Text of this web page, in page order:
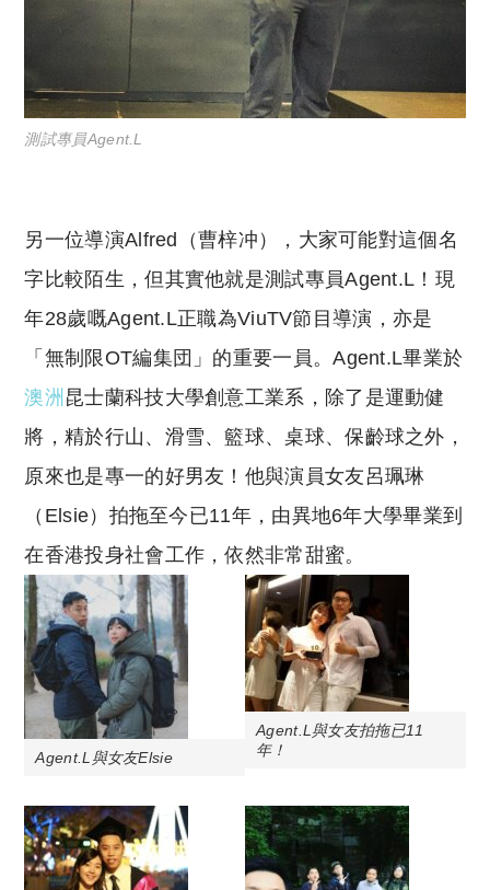
測試專員Agent.L
另一位導演Alfred（曹梓冲），大家可能對這個名
字比較陌生，但其實他就是測試專員Agent.L！現
年28歲嘅Agent.L正職為ViuTV節目導演，亦是
「無制限OT編集団」的重要一員。Agent.L畢業於
澳洲 昆士蘭科技大學創意工業系，除了是運動健
將，精於行山、滑雪、籃球、桌球、保齡球之外，
原來也是專一的好男友！他與演員女友呂珮琳
（Elsie）拍拖至今已11年，由異地6年大學畢業到
在香港投身社會工作，依然非常甜蜜。
Agent.L與女友Elsie
Agent.L與女友拍拖已11
年！